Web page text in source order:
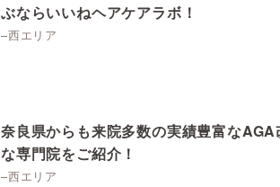
ぶならいいねヘアケアラボ！
–西エリア
奈良県からも来院多数の実績豊富な
な専門院をご紹介！
–西エリア